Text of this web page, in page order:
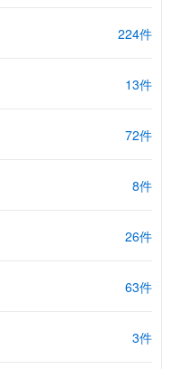
224件
13件
72件
8件
26件
63件
3件